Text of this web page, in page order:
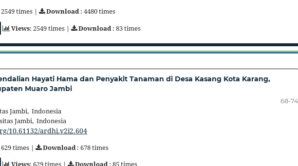
2549 times | Download: 4480 times
Views: 2549 times | Download: 83 times
Hayati Hama dan Penyakit Tanaman di Desa Kasang Kota Karang,
Muaro Jambi
Jambi, Indonesia
Jambi, Indonesia
68-74
10.61132/ardhi.v2i2.604
629 times | Download : 678 times
Views: 629 times | Download : 85 times